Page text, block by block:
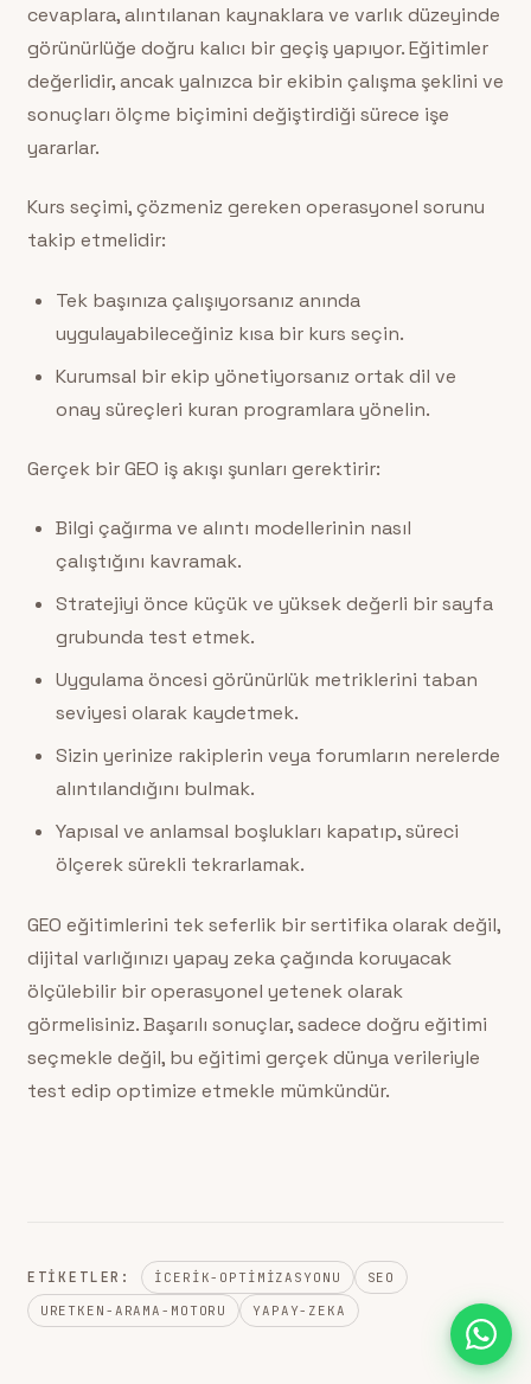
cevaplara, alıntılanan kaynaklara ve varlık düzeyinde
görünürlüğe doğru kalıcı bir geçiş yapıyor. Eğitimler
değerlidir, ancak yalnızca bir ekibin çalışma şeklini ve
sonuçları ölçme biçimini değiştirdiği sürece işe
yararlar.
Kurs seçimi, çözmeniz gereken operasyonel sorunu
takip etmelidir:
Tek başınıza çalışıyorsanız anında
uygulayabileceğiniz kısa bir kurs seçin.
Kurumsal bir ekip yönetiyorsanız ortak dil ve
onay süreçleri kuran programlara yönelin.
Gerçek bir GEO iş akışı şunları gerektirir:
Bilgi çağırma ve alıntı modellerinin nasıl
çalıştığını kavramak.
Stratejiyi önce küçük ve yüksek değerli bir sayfa
grubunda test etmek.
Uygulama öncesi görünürlük metriklerini taban
seviyesi olarak kaydetmek.
Sizin yerinize rakiplerin veya forumların nerelerde
alıntılandığını bulmak.
Yapısal ve anlamsal boşlukları kapatıp, süreci
ölçerek sürekli tekrarlamak.
GEO eğitimlerini tek seferlik bir sertifika olarak değil,
dijital varlığınızı yapay zeka çağında koruyacak
ölçülebilir bir operasyonel yetenek olarak
görmelisiniz. Başarılı sonuçlar, sadece doğru eğitimi
seçmekle değil, bu eğitimi gerçek dünya verileriyle
test edip optimize etmekle mümkündür.
ETIKETLER: ICERIK-OPTIMIZASYONU
SEO
URETKEN-ARAMA-MOTORU
YAPAY-ZEKA